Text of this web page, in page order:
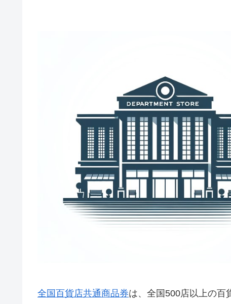
全国百貨店共通商品券は、全国500店以上の百